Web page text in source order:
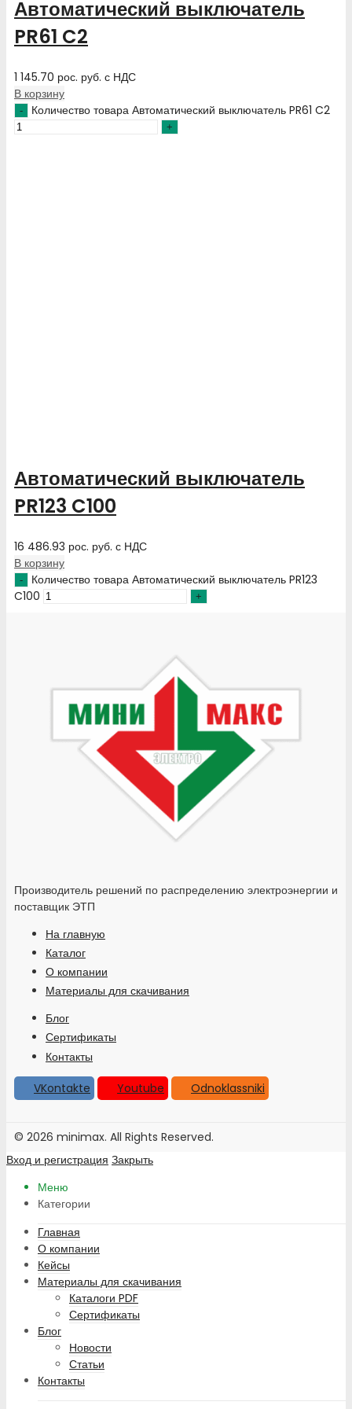
Автоматический выключатель
PR61 C2
1 145.70 рос. руб. с НДС
В корзину
Количество товара Автоматический выключатель PR61 C2
Автоматический выключатель
PR123 C100
16 486.93 рос. руб. с НДС
В корзину
Количество товара Автоматический выключатель PR123
C100
Производитель решений по распределению электроэнергии и
поставщик ЭТП
На главную
Каталог
О компании
Материалы для скачивания
Блог
Сертификаты
Контакты
VKontakte
Youtube Odnoklassniki
© 2026 minimax. All Rights Reserved.
Вход и регистрация Закрыть
Меню
Категории
Главная
О компании
Кейсы
Материалы для скачивания
Каталоги PDF
Сертификаты
Блог
Новости
Статьи
Контакты